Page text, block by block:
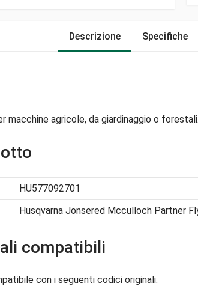
Descrizione Specifiche
macchine agricole, da giardinaggio o forestali.
HU577092701
Husqvarna Jonsered Mcculloch Partner
compatibili
con i seguenti codici originali: